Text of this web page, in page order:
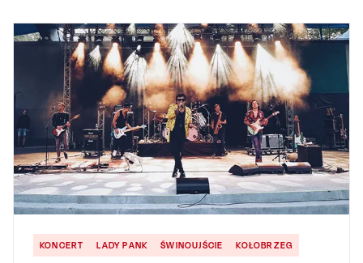
KONCERT LADY PANK ŚWINOUJŚCIE KOŁOBRZEG